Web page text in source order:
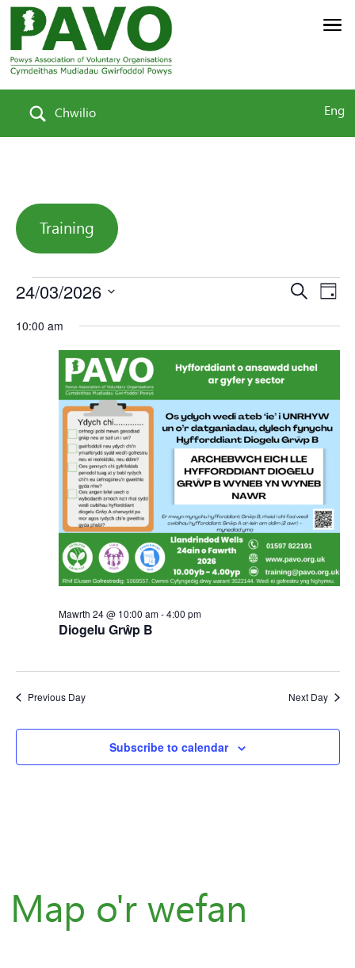
Chwilio Eng
Training
Events
for
Mawrth
24,
2026
and
Search
Day
24/03/2026
Select
10:00 am
Diogelu Grŵp B
Mawrth 24 @ 10:00 am-4:00 pm
Previous Day Next Day
Subscribe to calendar
Map o'r wefan